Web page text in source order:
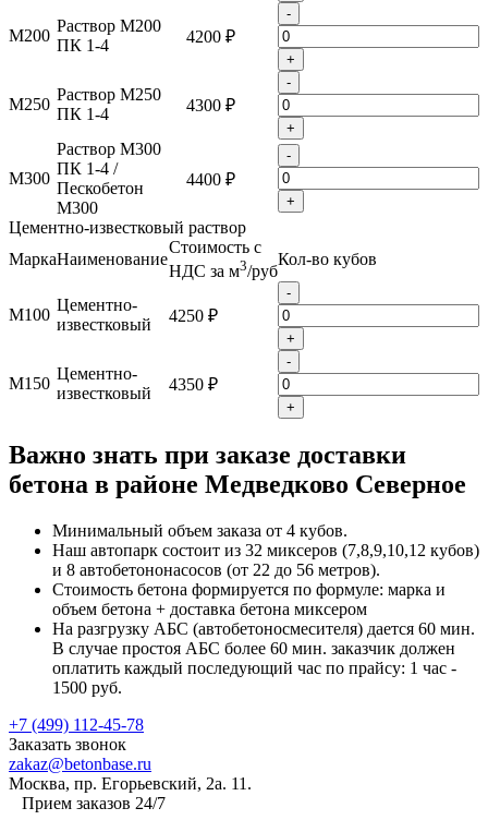
М200
Раствор М200
ПК 1-4
4200 ₽
-
+
М250
Раствор М250
ПК 1-4
4300 ₽
-
+
М300
Раствор М300
ПК 1-4 /
Пескобетон
М300
4400 ₽
-
+
Цементно-известковый раствор
МаркаНаименование
Стоимость с
НДС за м3/руб
Кол-во кубов
М100
Цементно-
известковый
4250 ₽
-
+
М150
Цементно-
известковый
4350 ₽
-
+
Важно знать при заказе доставки
бетона в районе Медведково Северное
Минимальный объем заказа от 4 кубов.
Наш автопарк состоит из 32 миксеров (7,8,9,10,12 кубов)
и 8 автобетононасосов (от 22 до 56 метров).
Стоимость бетона формируется по формуле: марка и
объем бетона + доставка бетона миксером
На разгрузку АБС (автобетоносмесителя) дается 60 мин.
В случае простоя АБС более 60 мин. заказчик должен
оплатить каждый последующий час по прайсу: 1 час -
1500 руб.
+7 (499) 112-45-78
Заказать звонок
zakaz@betonbase.ru
Москва, пр. Егорьевский, 2а. 11.
Прием заказов 24/7